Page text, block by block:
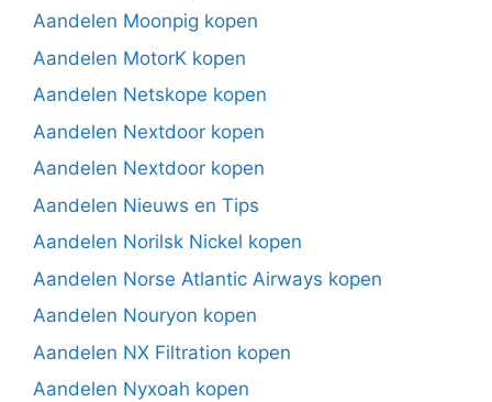
Aandelen Moonpig kopen
Aandelen MotorK kopen
Aandelen Netskope kopen
Aandelen Nextdoor kopen
Aandelen Nextdoor kopen
Aandelen Nieuws en Tips
Aandelen Norilsk Nickel kopen
Aandelen Norse Atlantic Airways kopen
Aandelen Nouryon kopen
Aandelen NX Filtration kopen
Aandelen Nyxoah kopen